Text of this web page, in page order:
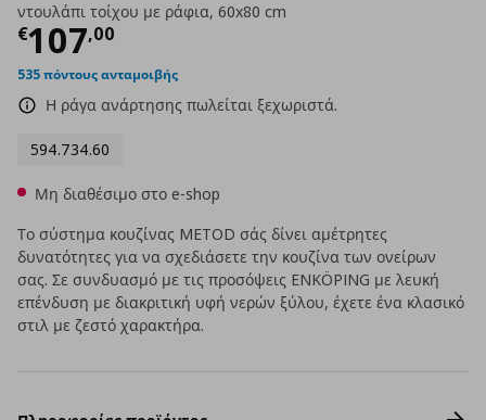
ντουλάπι τοίχου με ράφια, 60x80 cm
€107,00
Τρέχουσα τιμή
535 πόντους ανταμοιβής
Η ράγα ανάρτησης πωλείται ξεχωριστά.
594.734.60
Μη διαθέσιμο στο e-shop
Το σύστημα κουζίνας METOD σάς δίνει αμέτρητες
δυνατότητες για να σχεδιάσετε την κουζίνα των ονείρων
σας. Σε συνδυασμό με τις προσόψεις ENKÖPING με λευκή
επένδυση με διακριτική υφή νερών ξύλου, έχετε ένα κλασικό
στιλ με ζεστό χαρακτήρα.